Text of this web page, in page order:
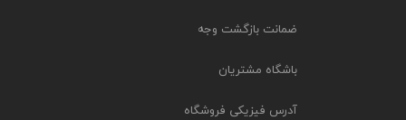
ضمانت بازگشت وجه
باشگاه مشتریان
آدرس فیزیکی فروشگاه